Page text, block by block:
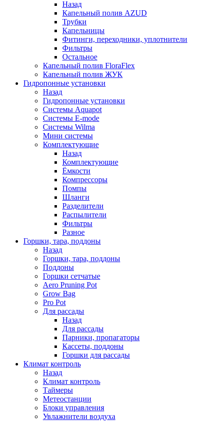
Назад
Капельный полив AZUD
Трубки
Капельницы
Фитинги, переходники, уплотнители
Фильтры
Остальное
Капельный полив FloraFlex
Капельный полив ЖУК
Гидропонные установки
Назад
Гидропонные установки
Системы Aquapot
Системы E-mode
Системы Wilma
Мини системы
Комплектующие
Назад
Комплектующие
Ёмкости
Компрессоры
Помпы
Шланги
Разделители
Распылители
Фильтры
Разное
Горшки, тара, поддоны
Назад
Горшки, тара, поддоны
Поддоны
Горшки сетчатые
Aero Pruning Pot
Grow Bag
Pro Pot
Для рассады
Назад
Для рассады
Парники, пропагаторы
Кассеты, поддоны
Горшки для рассады
Климат контроль
Назад
Климат контроль
Таймеры
Метеостанции
Блоки управления
Увлажнители воздуха